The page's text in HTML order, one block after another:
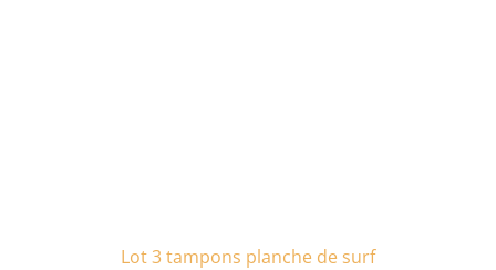
Lot 3 tampons planche de surf